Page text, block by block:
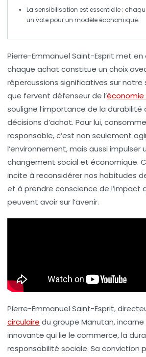
La sensibilisation est essentielle ;
un vote pour un modèle économique.
Pierre-Emmanuel Saint-Esprit met en
chaque achat constitue un choix
répercussions significatives sur notre
que fervent défenseur de l’économie
souligne l’importance de la durabilité
décisions d’achat. Pour lui,
responsable, c’est non seulement
l’environnement, mais aussi impulser
changement social et économique.
incite à reconsidérer nos habitudes
et à prendre conscience de l’impact
peuvent avoir sur l’avenir.
Pierre-Emmanuel Saint-Esprit,
circulaire du groupe Manutan, incarne
innovante qui lie le commerce, la
responsabilité sociale. Sa conviction